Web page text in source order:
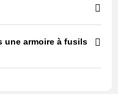
une armoire à fusils